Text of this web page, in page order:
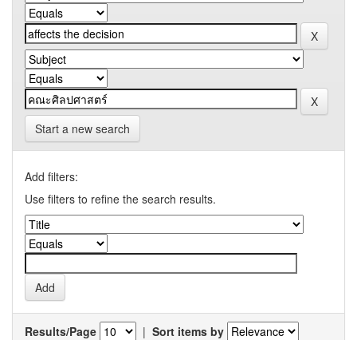
Start a new search
Add filters:
Use filters to refine the search results.
Results/Page | Sort items by